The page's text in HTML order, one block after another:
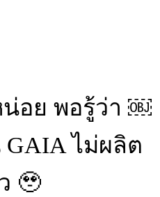
อย พอรู้ว่า ￼
GAIA ไม่ผลิต
🥹